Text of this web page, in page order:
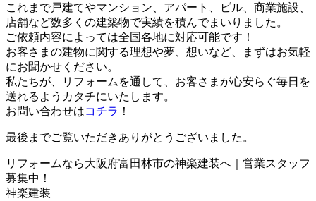
これまで戸建てやマンション、アパート、ビル、商業施設、
店舗など数多くの建築物で実績を積んでまいりました。
ご依頼内容によっては全国各地に対応可能です！
お客さまの建物に関する理想や夢、想いなど、まずはお気軽
にお聞かせください。
私たちが、リフォームを通して、お客さまが心安らぐ毎日を
送れるようカタチにいたします。
お問い合わせはコチラ ！
最後までご覧いただきありがとうございました。
リフォームなら大阪府富田林市の神楽建装へ｜営業スタッフ
募集中！
神楽建装